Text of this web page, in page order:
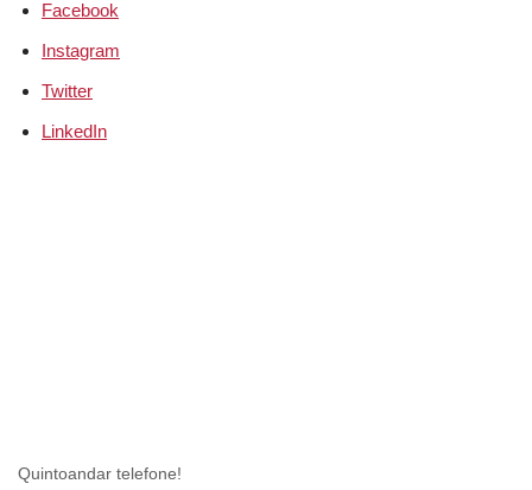
Facebook
Instagram
Twitter
LinkedIn
Quintoandar telefone!